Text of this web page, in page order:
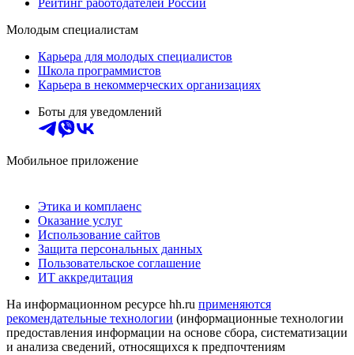
Молодым специалистам
Карьера для молодых специалистов
Школа программистов
Карьера в некоммерческих организациях
Боты для уведомлений
Мобильное приложение
Этика и комплаенс
Оказание услуг
Использование сайтов
Защита персональных данных
Пользовательское соглашение
ИТ аккредитация
На информационном ресурсе hh.ru применяются
рекомендательные технологии (информационные технологии
предоставления информации на основе сбора, систематизации
и анализа сведений, относящихся к предпочтениям